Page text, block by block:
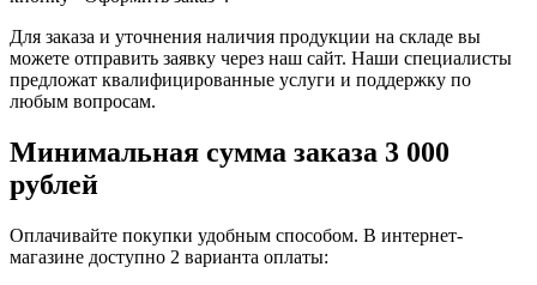
Для заказа и уточнения наличия продукции на складе вы
можете отправить заявку через наш сайт. Наши специалисты
предложат квалифицированные услуги и поддержку по
любым вопросам.
Минимальная сумма заказа 3 000
рублей
Оплачивайте покупки удобным способом. В интернет-
магазине доступно 2 варианта оплаты: